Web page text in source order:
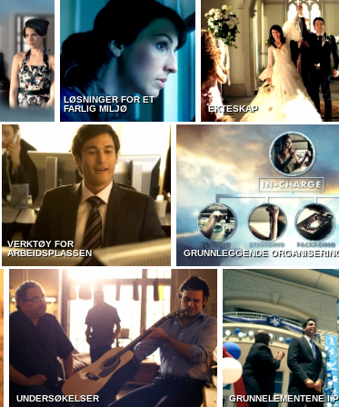
LØSNINGER FOR ET
FARLIG MILJØ
EKTESKAP
VERKTØY FOR
ARBEIDSPLASSEN
GRUNNLEGGENDE
UNDERSØKELSER GRUNNELEMENTENE I